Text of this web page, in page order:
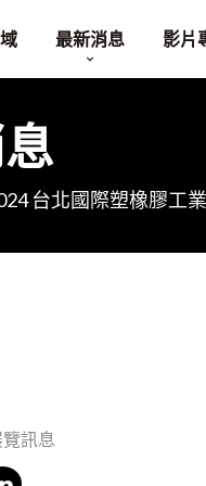
最新消息
部落格
影片
台北國際塑橡膠工
覽訊息